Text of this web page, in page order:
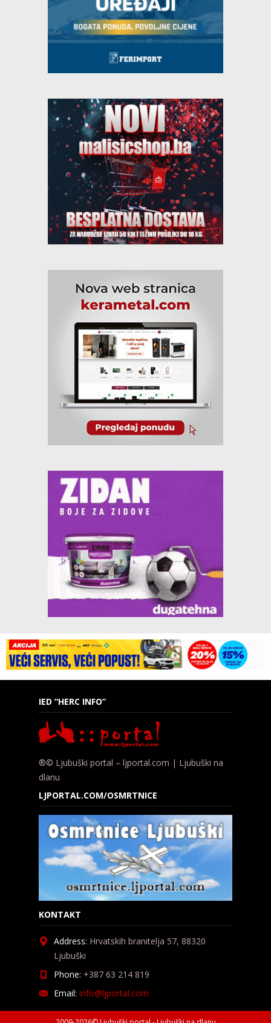
IED “HERC INFO”
®© Ljubuški portal – ljportal.com | Ljubuški na
dlanu
LJPORTAL.COM/OSMRTNICE
KONTAKT
Address: Hrvatskih branitelja 57, 88320
Ljubuški
Phone: +387 63 214 819
Email: info@ljportal.com